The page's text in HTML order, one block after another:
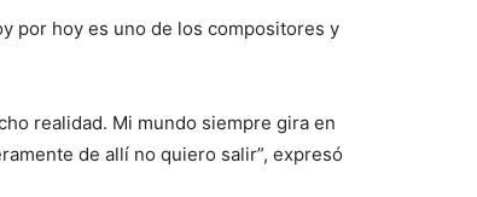
por hoy es uno de los compositores y
realidad. Mi mundo siempre gira en
de allí no quiero salir”, expresó